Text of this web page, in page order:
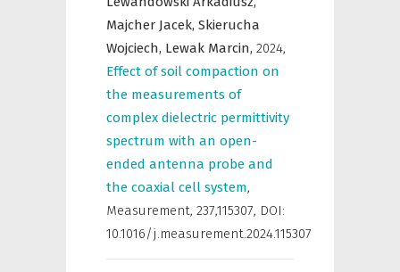
Majcher Jacek, Skierucha
Wojciech, Lewak Marcin, 2024,
Effect of soil compaction on
the measurements of
complex dielectric permittivity
spectrum with an open-
ended antenna probe and
the coaxial cell system,
Measurement, 237,115307, DOI:
10.1016/j.measurement.2024.115307